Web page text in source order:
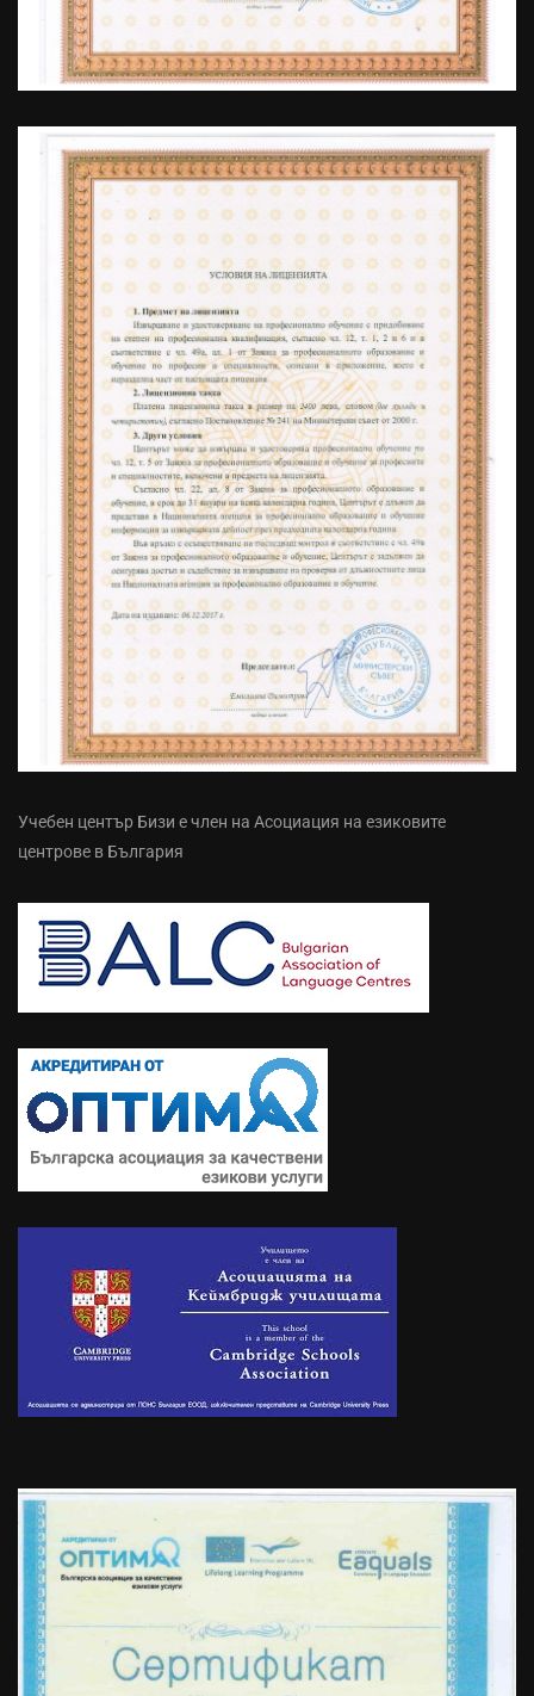
Учебен център Бизи е член на Асоциация на езиковите
центрове в България